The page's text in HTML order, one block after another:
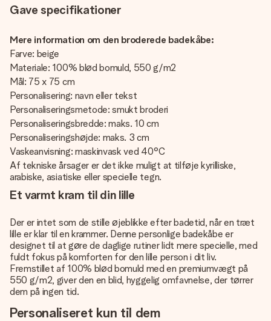
Gave specifikationer
Mere information om den broderede badekåbe:
Farve: beige
Materiale: 100% blød bomuld, 550 g/m2
Mål: 75 x 75 cm
Personalisering: navn eller tekst
Personaliseringsmetode: smukt broderi
Personaliseringsbredde: maks. 10 cm
Personaliseringshøjde: maks. 3 cm
Vaskeanvisning: maskinvask ved 40°C
Af tekniske årsager er det ikke muligt at tilføje kyrilliske,
arabiske, asiatiske eller specielle tegn.
Et varmt kram til din lille
Der er intet som de stille øjeblikke efter badetid, når en træt
lille er klar til en krammer. Denne personlige badekåbe er
designet til at gøre de daglige rutiner lidt mere specielle, med
fuldt fokus på komforten for den lille person i dit liv.
Fremstillet af 100% blød bomuld med en premiumvægt på
550 g/m2, giver den en blid, hyggelig omfavnelse, der tørrer
dem på ingen tid.
Personaliseret kun til dem